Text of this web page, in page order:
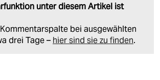
unter diesem Artikel ist
bei ausgewählten
drei Tage – hier sind sie zu finden.